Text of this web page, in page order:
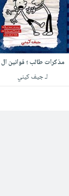
مذكرات طالب ؛ قوانين ال
لـ جيف كيني